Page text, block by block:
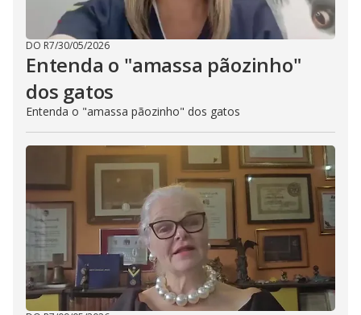
DO R7/30/05/2026
Entenda o "amassa pãozinho"
dos gatos
Entenda o "amassa pãozinho" dos gatos